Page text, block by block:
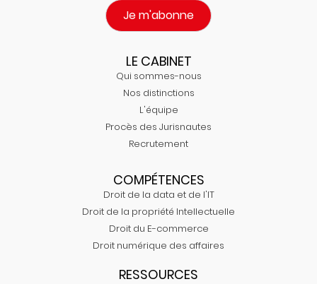
Je m'abonne
LE CABINET
Qui sommes-nous
Nos distinctions
L'équipe
Procès des Jurisnautes
Recrutement
COMPÉTENCES
Droit de la data et de l'IT
Droit de la propriété Intellectuelle
Droit du E-commerce
Droit numérique des affaires
RESSOURCES